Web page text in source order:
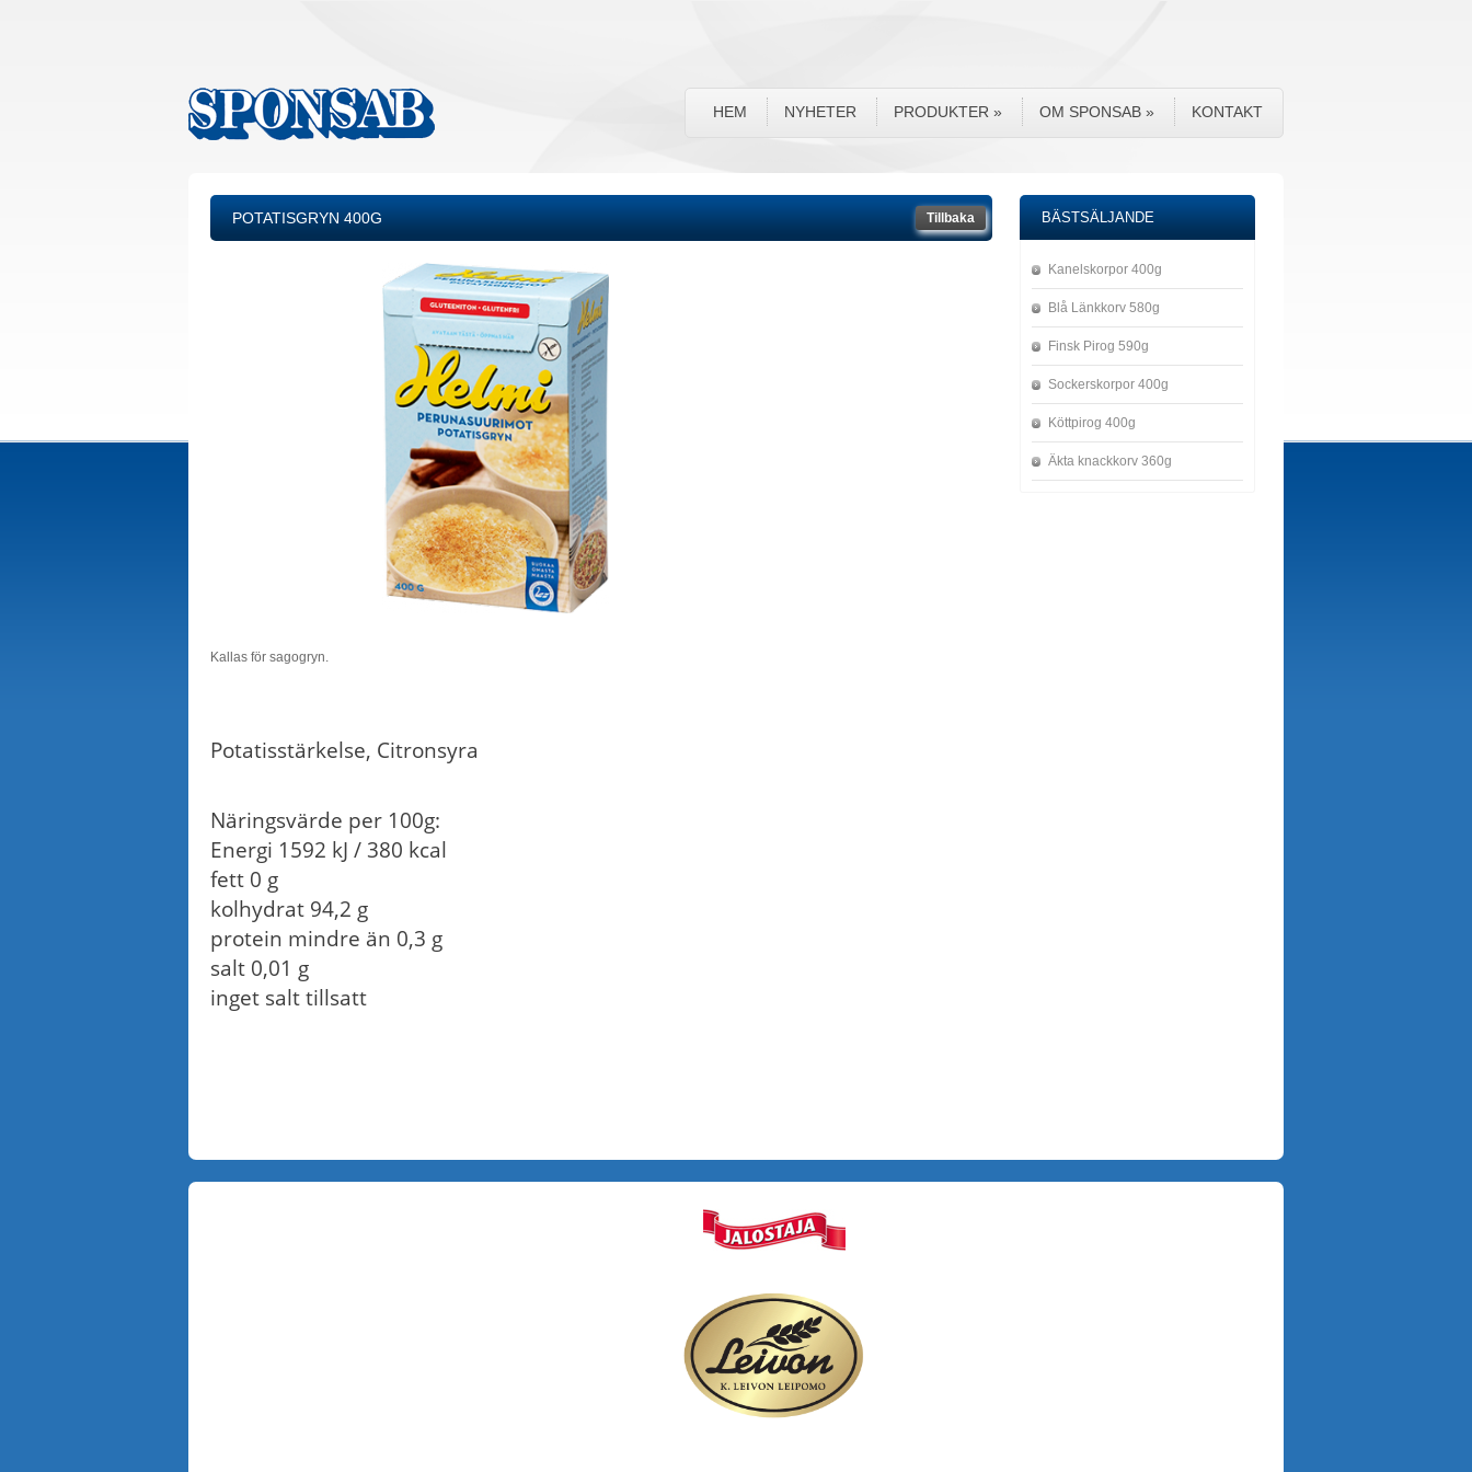
HEM NYHETER PRODUKTER » OM SPONSAB » KONTAKT
Tillbaka
POTATISGRYN 400G
Kallas för sagogryn.
Potatisstärkelse, Citronsyra
Näringsvärde per 100g:
Energi 1592 kJ / 380 kcal
fett 0 g
kolhydrat 94,2 g
protein mindre än 0,3 g
salt 0,01 g
inget salt tillsatt
BÄSTSÄLJANDE
Kanelskorpor 400g
Blå Länkkorv 580g
Finsk Pirog 590g
Sockerskorpor 400g
Köttpirog 400g
Äkta knackkorv 360g